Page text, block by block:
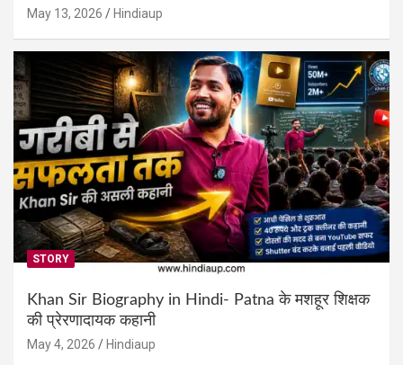
May 13, 2026 Hindiaup
STORY
Khan Sir Biography in Hindi- Patna के मशहूर शिक्षक
की प्रेरणादायक कहानी
May 4, 2026 Hindiaup